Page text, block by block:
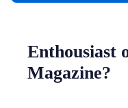
Magazine?